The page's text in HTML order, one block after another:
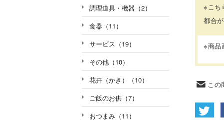
※こち
都合
※商品
この
調理道具・機器（2）
食器（11）
サービス（19）
その他（10）
花卉（かき）（10）
ご飯のお供（7）
おつまみ（11）